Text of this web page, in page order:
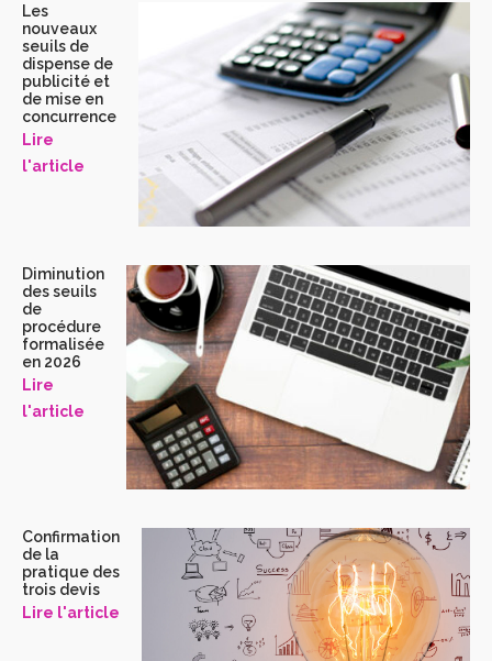
Les
nouveaux
seuils de
dispense de
publicité et
de mise en
concurrence
Lire
l'article
Diminution
des seuils
de
procédure
formalisée
en 2026
Lire
l'article
Confirmation
de la
pratique des
trois devis
Lire l'article